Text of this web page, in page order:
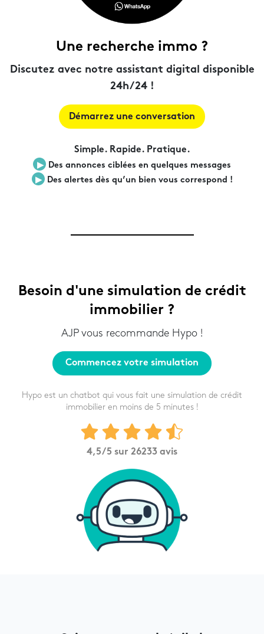
Une recherche immo ?
Discutez avec notre assistant digital disponible
24h/24 !
Démarrez une conversation
Simple. Rapide. Pratique.
▶︎
Des annonces ciblées en quelques messages
▶︎ Des alertes dès qu’un bien vous correspond !
Besoin d'une simulation de crédit
immobilier ?
AJP vous recommande Hypo !
Commencez votre simulation
Hypo est un chatbot qui vous fait une simulation de crédit
immobilier en moins de 5 minutes !
4,5/5 sur 26233 avis